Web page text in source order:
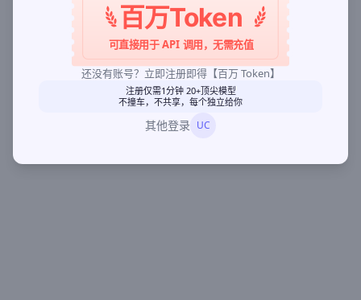
百万Token
可直接用于 API 调用，无需充值
还没有账号？立即注册即得【百万 Token】
注册仅需1分钟 20+顶尖模型
不撞车，不共享，每个独立给你
其他登录 UC